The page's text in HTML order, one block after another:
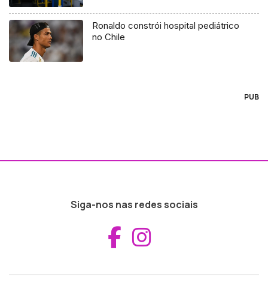
Ronaldo constrói hospital pediátrico
no Chile
PUB
Siga-nos nas redes sociais
Aceder ao